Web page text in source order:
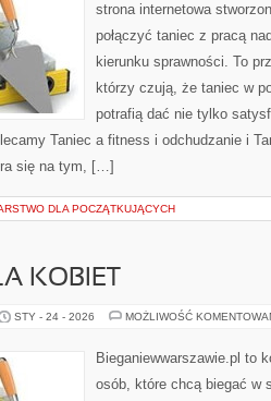
strona internetowa
połączyć taniec z pracą
kierunku sprawności. To
którzy czują, że taniec w
potrafią dać nie tylko
Taniec a fitness i odchudzanie i
się na tym, […]
DLA POCZĄTKUJĄCYCH
KOBIET
STY - 24 - 2026 MOŻLIWOŚĆ
Bieganiewwarszawie.pl to
osób, które chcą biegać w